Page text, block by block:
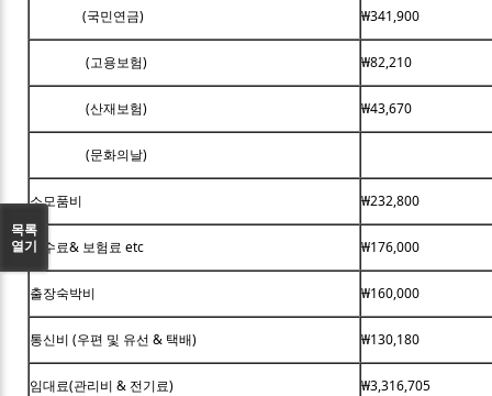
(국민연금) ₩341,900
(고용보험) ₩82,210
(산재보험) ₩43,670
(문화의날)
소모품비 ₩232,800
수수료& 보험료 etc ₩176,000
출장숙박비 ₩160,000
통신비 (우편 및 유선 & 택배) ₩130,180
임대료(관리비 & 전기료) ₩3,316,705
목록
열기